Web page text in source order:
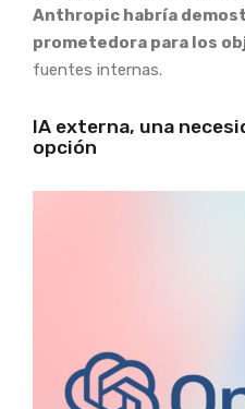
Anthropic habría
prometedora para los
fuentes internas.
IA externa, una
opción